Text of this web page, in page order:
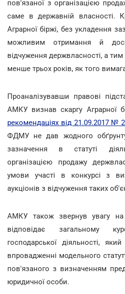
пов'язаної з організацією
саме в державній власності.
Аграрної біржі, без укладення
можливим отримання й
відчуження держвласності, а
менше трьох років, як того
Проаналізувавши правові
АМКУ визнав скаргу Аграрної
рекомендаціях від 21.09.2017 №
ФДМУ не дав жодного
зазначення в статуті
організацією продажу
умови участі в конкурсі з
аукціонів з відчуження таких
АМКУ також звернув увагу
відповідає загальному
господарської діяльності,
впровадженні модельного
пов'язаного з визначенням
юридичної особи.